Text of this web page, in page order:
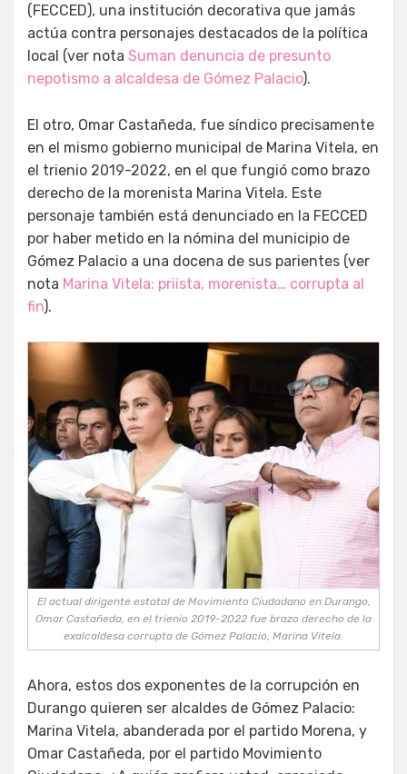
(FECCED), una institución decorativa que jamás
actúa contra personajes destacados de la política
local (ver nota Suman denuncia de presunto
nepotismo a alcaldesa de Gómez Palacio).
El otro, Omar Castañeda, fue síndico precisamente
en el mismo gobierno municipal de Marina Vitela, en
el trienio 2019-2022, en el que fungió como brazo
derecho de la morenista Marina Vitela. Este
personaje también está denunciado en la FECCED
por haber metido en la nómina del municipio de
Gómez Palacio a una docena de sus parientes (ver
nota Marina Vitela: priista, morenista… corrupta al
fin).
El actual dirigente estatal de Movimiento Ciudadano en Durango,
Omar Castañeda, en el trienio 2019-2022 fue brazo derecho de la
exalcaldesa corrupta de Gómez Palacio, Marina Vitela.
Ahora, estos dos exponentes de la corrupción en
Durango quieren ser alcaldes de Gómez Palacio:
Marina Vitela, abanderada por el partido Morena, y
Omar Castañeda, por el partido Movimiento